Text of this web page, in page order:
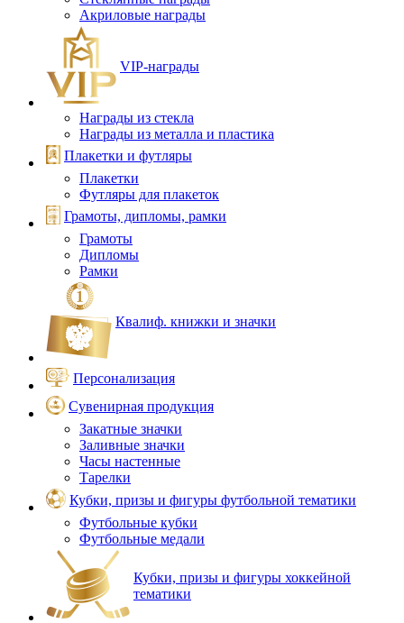
Акриловые награды
VIP‑награды
Награды из стекла
Награды из металла и пластика
Плакетки и футляры
Плакетки
Футляры для плакеток
Грамоты, дипломы, рамки
Грамоты
Дипломы
Рамки
Квалиф. книжки и значки
Персонализация
Сувенирная продукция
Закатные значки
Заливные значки
Часы настенные
Тарелки
Кубки, призы и фигуры футбольной тематики
Футбольные кубки
Футбольные медали
Кубки, призы и фигуры хоккейной
тематики